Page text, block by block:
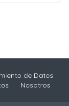
de Datos
Nosotros